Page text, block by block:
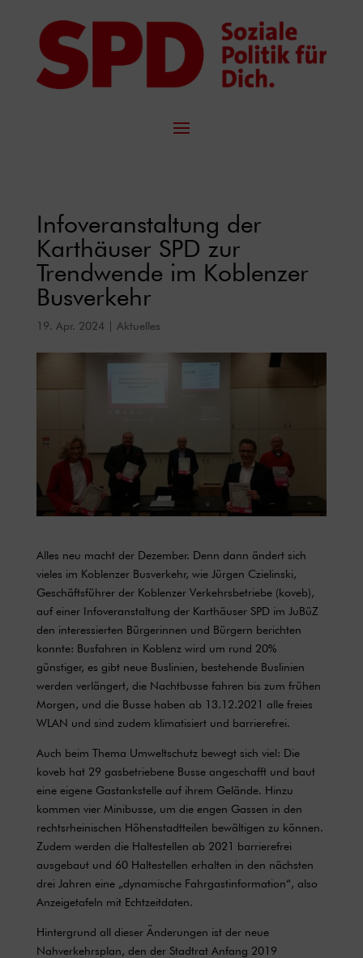
Infoveranstaltung der
Karthäuser SPD zur
Trendwende im Koblenzer
Busverkehr
19. Apr. 2024 Aktuelles
Alles neu macht der Dezember. Denn dann ändert sich
vieles im Koblenzer Busverkehr, wie Jürgen Czielinski,
Geschäftsführer der Koblenzer Verkehrsbetriebe (koveb),
auf einer Infoveranstaltung der Karthäuser SPD im JuBüZ
den interessierten Bürgerinnen und Bürgern berichten
konnte: Busfahren in Koblenz wird um rund 20%
günstiger, es gibt neue Buslinien, bestehende Buslinien
werden verlängert, die Nachtbusse fahren bis zum frühen
Morgen, und die Busse haben ab 13.12.2021 alle freies
WLAN und sind zudem klimatisiert und barrierefrei.
Auch beim Thema Umweltschutz bewegt sich viel: Die
koveb hat 29 gasbetriebene Busse angeschafft und baut
eine eigene Gastankstelle auf ihrem Gelände. Hinzu
kommen vier Minibusse, um die engen Gassen in den
rechtsrheinischen Höhenstadtteilen bewältigen zu können.
Zudem werden die Haltestellen ab 2021 barrierefrei
ausgebaut und 60 Haltestellen erhalten in den nächsten
drei Jahren eine „dynamische Fahrgastinformation“, also
Anzeigetafeln mit Echtzeitdaten.
Hintergrund all dieser Änderungen ist der neue
Nahverkehrsplan, den der Stadtrat Anfang 2019